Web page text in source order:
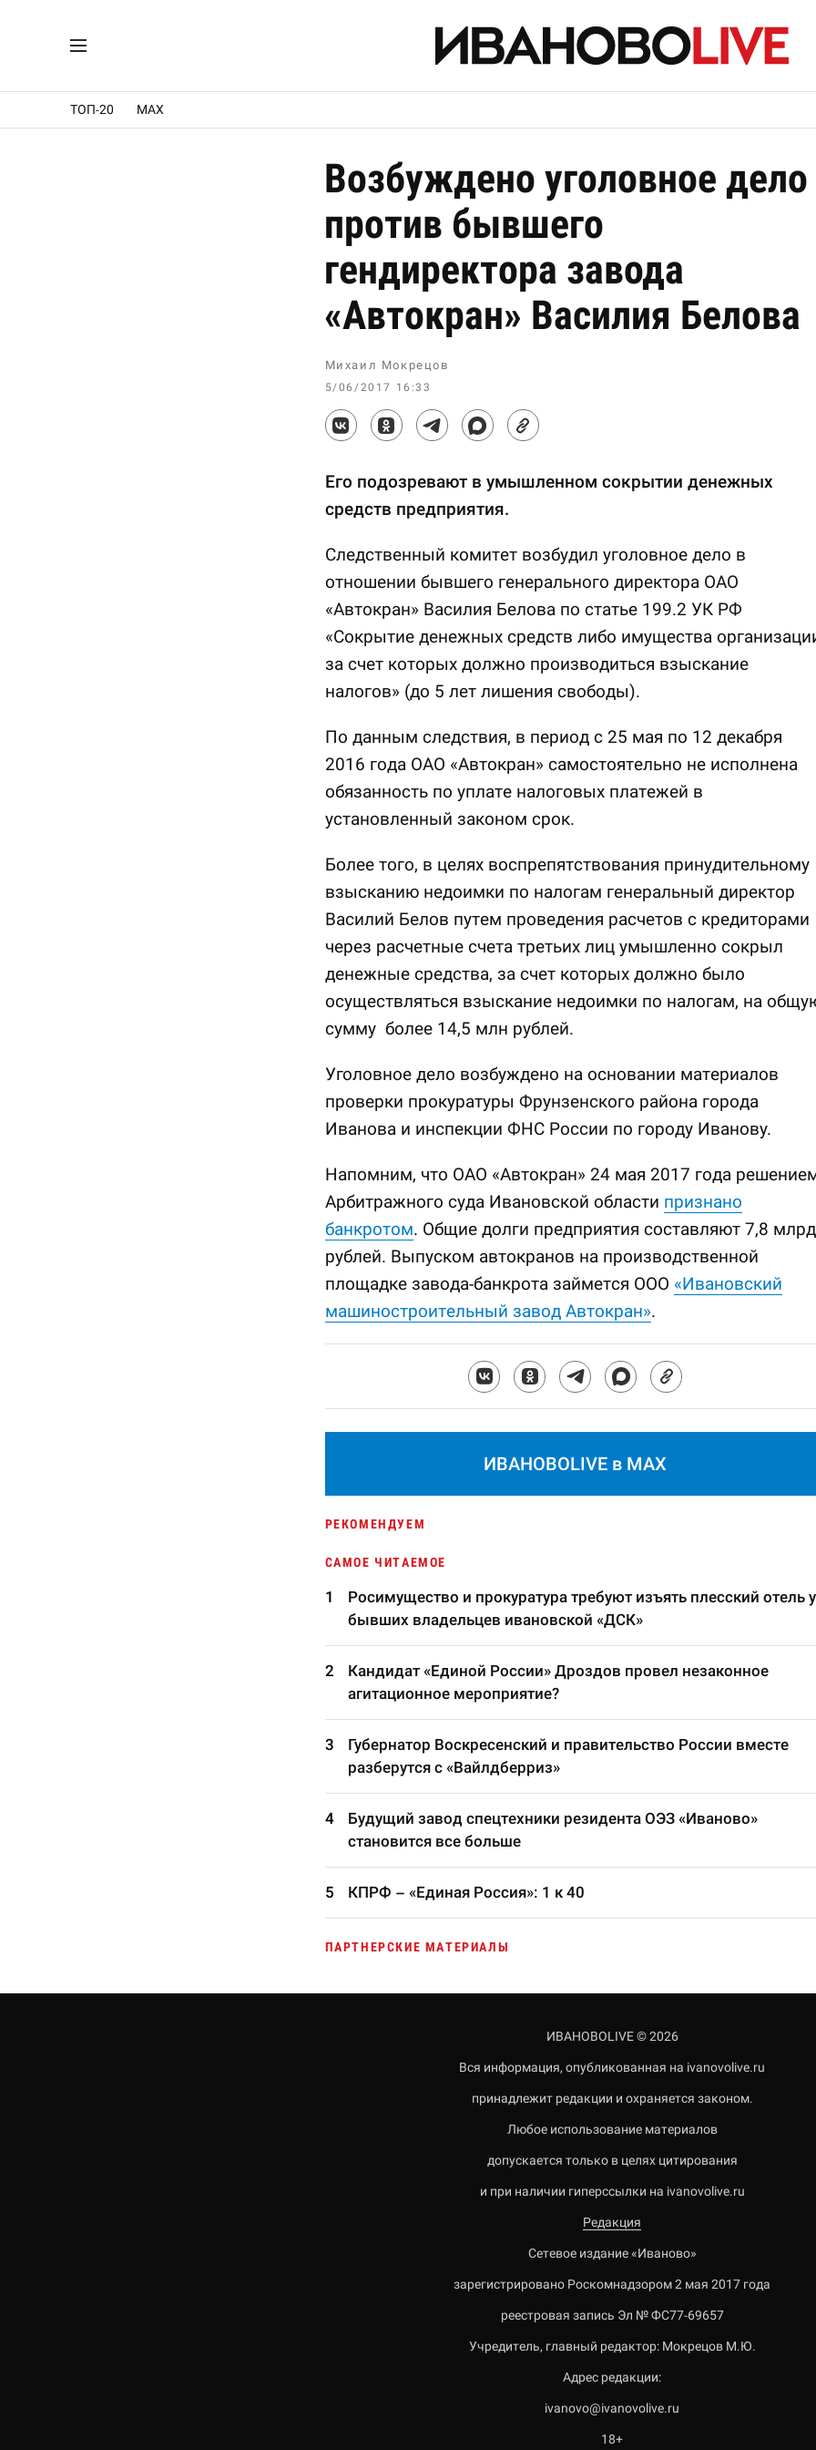
ТОП-20 MAX
Возбуждено уголовное дело
против бывшего
гендиректора завода
«Автокран» Василия Белова
Михаил Мокрецов
5/06/2017 16:33
Его подозревают в умышленном сокрытии денежных
средств предприятия.
Следственный комитет возбудил уголовное дело в
отношении бывшего генерального директора ОАО
«Автокран» Василия Белова по статье 199.2 УК РФ
«Сокрытие денежных средств либо имущества
за счет которых должно производиться взыскание
налогов» (до 5 лет лишения свободы).
По данным следствия, в период с 25 мая по 12 декабря
2016 года ОАО «Автокран» самостоятельно не исполнена
обязанность по уплате налоговых платежей в
установленный законом срок.
Более того, в целях воспрепятствования принудительному
взысканию недоимки по налогам генеральный директор
Василий Белов путем проведения расчетов с кредиторами
через расчетные счета третьих лиц умышленно сокрыл
денежные средства, за счет которых должно было
осуществляться взыскание недоимки по налогам, на
сумму более 14,5 млн рублей.
Уголовное дело возбуждено на основании материалов
проверки прокуратуры Фрунзенского района города
Иванова и инспекции ФНС России по городу Иванову.
Напомним, что ОАО «Автокран» 24 мая 2017 года
Арбитражного суда Ивановской области признано
банкротом. Общие долги предприятия составляют 7,8 млрд
рублей. Выпуском автокранов на производственной
площадке завода-банкрота займется ООО «Ивановский
машиностроительный завод Автокран».
ИВАНОВОLIVE в MAX
РЕКОМЕНДУЕМ
САМОЕ ЧИТАЕМОЕ
Росимущество и прокуратура требуют изъять плесский отель у
бывших владельцев ивановской «ДСК»
Кандидат «Единой России» Дроздов провел незаконное
агитационное мероприятие?
Губернатор Воскресенский и правительство России вместе
разберутся с «Вайлдберриз»
Будущий завод спецтехники резидента ОЭЗ «Иваново»
становится все больше
КПРФ – «Единая Россия»: 1 к 40
ПАРТНЕРСКИЕ МАТЕРИАЛЫ
ИВАНОВОLIVE © 2026
Вся информация, опубликованная на ivanovolive.ru
принадлежит редакции и охраняется законом.
Любое использование материалов
допускается только в целях цитирования
и при наличии гиперссылки на ivanovolive.ru
Редакция
Сетевое издание «Иваново»
зарегистрировано Роскомнадзором 2 мая 2017 года
реестровая запись Эл № ФС77-69657
Учредитель, главный редактор: Мокрецов М.Ю.
Адрес редакции:
ivanovo@ivanovolive.ru
18+